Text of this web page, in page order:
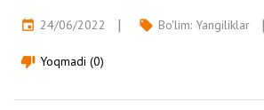
event 24/06/2022 local_offer Bo'lim: Yangiliklar
thumb_down Yoqmadi (0)